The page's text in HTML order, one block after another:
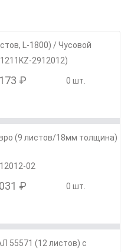
L-1800) / Чусовой
2912012)
₽ 0 шт.
(9 листов/18мм толщина)
02
₽ 0 шт.
55571 (12 листов) с